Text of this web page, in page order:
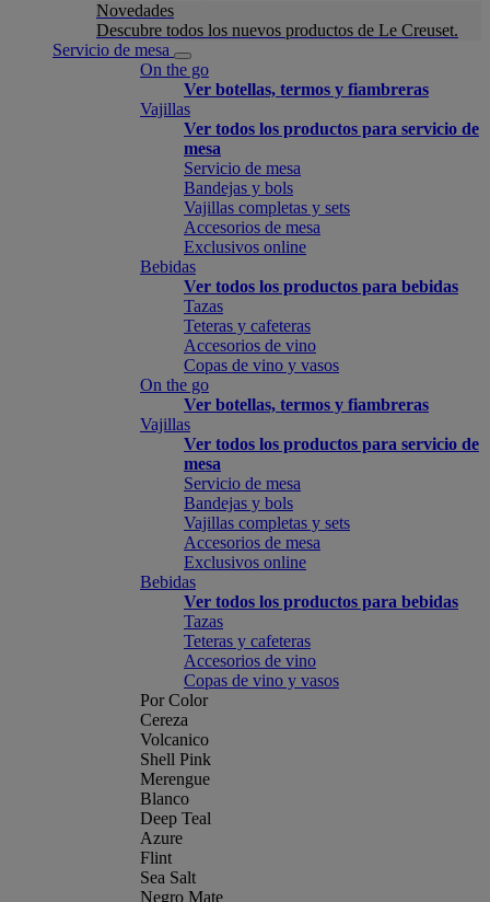
Novedades
Descubre todos los nuevos productos de Le Creuset.
Servicio de mesa
On the go
Ver botellas, termos y fiambreras
Vajillas
Ver todos los productos para servicio de
mesa
Servicio de mesa
Bandejas y bols
Vajillas completas y sets
Accesorios de mesa
Exclusivos online
Bebidas
Ver todos los productos para bebidas
Tazas
Teteras y cafeteras
Accesorios de vino
Copas de vino y vasos
On the go
Ver botellas, termos y fiambreras
Vajillas
Ver todos los productos para servicio de
mesa
Servicio de mesa
Bandejas y bols
Vajillas completas y sets
Accesorios de mesa
Exclusivos online
Bebidas
Ver todos los productos para bebidas
Tazas
Teteras y cafeteras
Accesorios de vino
Copas de vino y vasos
Por Color
Cereza
Volcanico
Shell Pink
Merengue
Blanco
Deep Teal
Azure
Flint
Sea Salt
Negro Mate